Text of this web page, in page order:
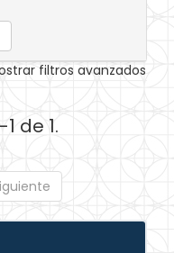
filtros avanzados
de 1.